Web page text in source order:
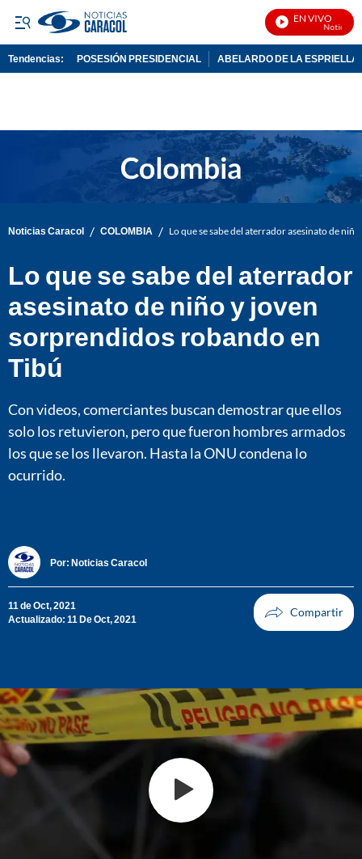
EN VIVO
Noticias
Tendencias: POSESIÓN PRESIDENCIAL ABELARDO DE LA ESPRIELLA
Noticias Caracol / COLOMBIA / Lo que se sabe del aterrador asesinato de
Lo que se sabe del aterrador
asesinato de niño y joven
sorprendidos robando en
Tibú
Con videos, comerciantes buscan demostrar que ellos
solo los retuvieron, pero que fueron hombres armados
los que se los llevaron. Hasta la ONU condena lo
ocurrido.
Por: Noticias Caracol
11 de Oct, 2021
Actualizado: 11 De Oct, 2021